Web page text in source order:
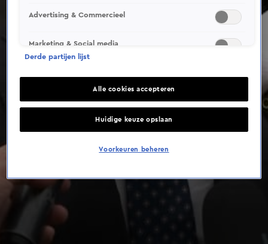
Advertising & Commercieel
Marketing & Social media
Derde partijen lijst
Alle cookies accepteren
Huidige keuze opslaan
Voorkeuren beheren